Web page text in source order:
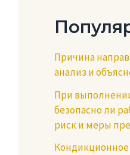
Причина
анализ и
При
безопасно ли
риск и меры
Кондикционное